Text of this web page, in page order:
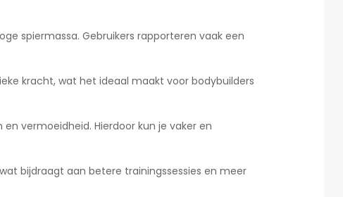
spiermassa. Gebruikers rapporteren vaak een
kracht, wat het ideaal maakt voor bodybuilders
vermoeidheid. Hierdoor kun je vaker en
bijdraagt aan betere trainingssessies en meer